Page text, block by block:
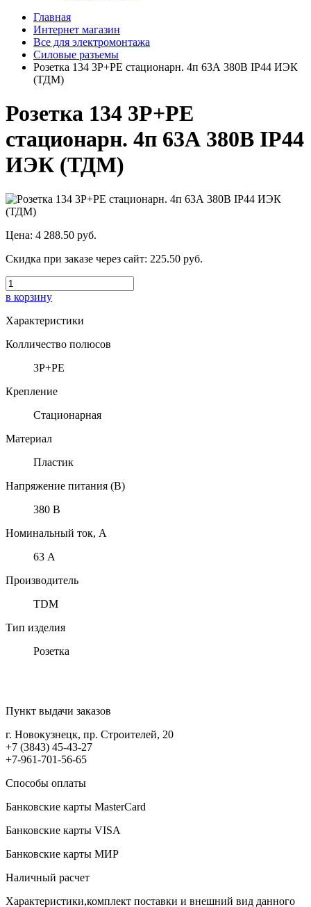
Главная
Интернет магазин
Все для электромонтажа
Силовые разъемы
Розетка 134 3P+PE стационарн. 4п 63А 380В IP44 ИЭК
(ТДМ)
Розетка 134 3P+PE
стационарн. 4п 63А 380В IP44
ИЭК (ТДМ)
Цена: 4 288.50 руб.
Скидка при заказе через сайт: 225.50 руб.
в корзину
Характеристики
Колличество полюсов
3P+PE
Крепление
Стационарная
Материал
Пластик
Напряжение питания (В)
380 В
Номинальный ток, А
63 А
Производитель
TDM
Тип изделия
Розетка
Пункт выдачи заказов
г. Новокузнецк, пр. Строителей, 20
+7 (3843) 45-43-27
+7-961-701-56-65
Способы оплаты
Банковские карты MasterCard
Банковские карты VISA
Банковские карты МИР
Наличный расчет
Характеристики,комплект поставки и внешний вид данного